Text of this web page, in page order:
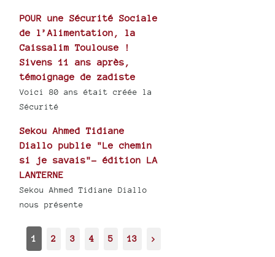
POUR une Sécurité Sociale
de l’Alimentation, la
Caissalim Toulouse !
Sivens 11 ans après,
témoignage de zadiste
Voici 80 ans était créée la
Sécurité
Sekou Ahmed Tidiane
Diallo publie "Le chemin
si je savais"- édition LA
LANTERNE
Sekou Ahmed Tidiane Diallo
nous présente
1 2 3 4 5 13 >